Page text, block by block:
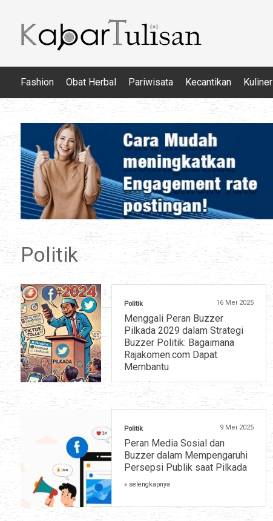
Fashion Obat Herbal Pariwisata Kecantikan Kuliner
Politik
Politik 16 Mei 2025
Menggali Peran Buzzer
Pilkada 2029 dalam Strategi
Buzzer Politik: Bagaimana
Rajakomen.com Dapat
Membantu
» selengkapnya
Politik 9 Mei 2025
Peran Media Sosial dan
Buzzer dalam Mempengaruhi
Persepsi Publik saat Pilkada
» selengkapnya